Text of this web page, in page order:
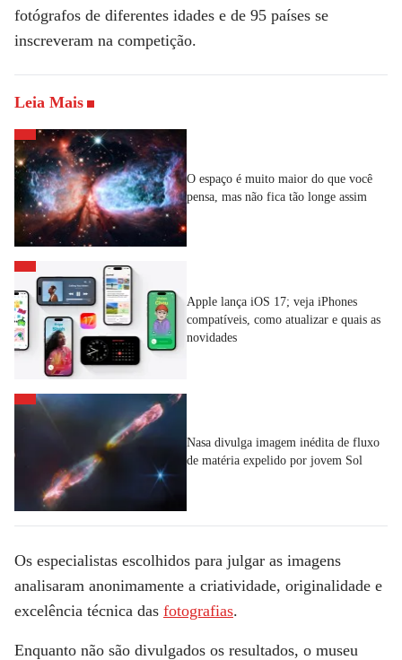
fotógrafos de diferentes idades e de 95 países se
inscreveram na competição.
Leia Mais
O espaço é muito maior do que você
pensa, mas não fica tão longe assim
Apple lança iOS 17; veja iPhones
compatíveis, como atualizar e quais as
novidades
Nasa divulga imagem inédita de fluxo
de matéria expelido por jovem Sol
Os especialistas escolhidos para julgar as imagens
analisaram anonimamente a criatividade, originalidade e
excelência técnica das fotografias.
Enquanto não são divulgados os resultados, o museu